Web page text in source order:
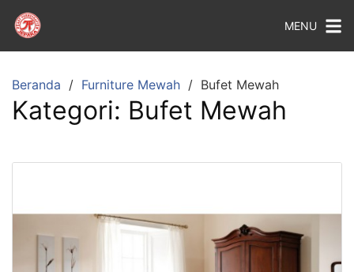
MENU
Beranda Furniture Mewah Bufet Mewah
Kategori: Bufet Mewah